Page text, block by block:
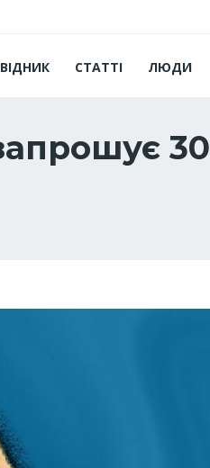
СТАТТІ ЛЮДИ
30